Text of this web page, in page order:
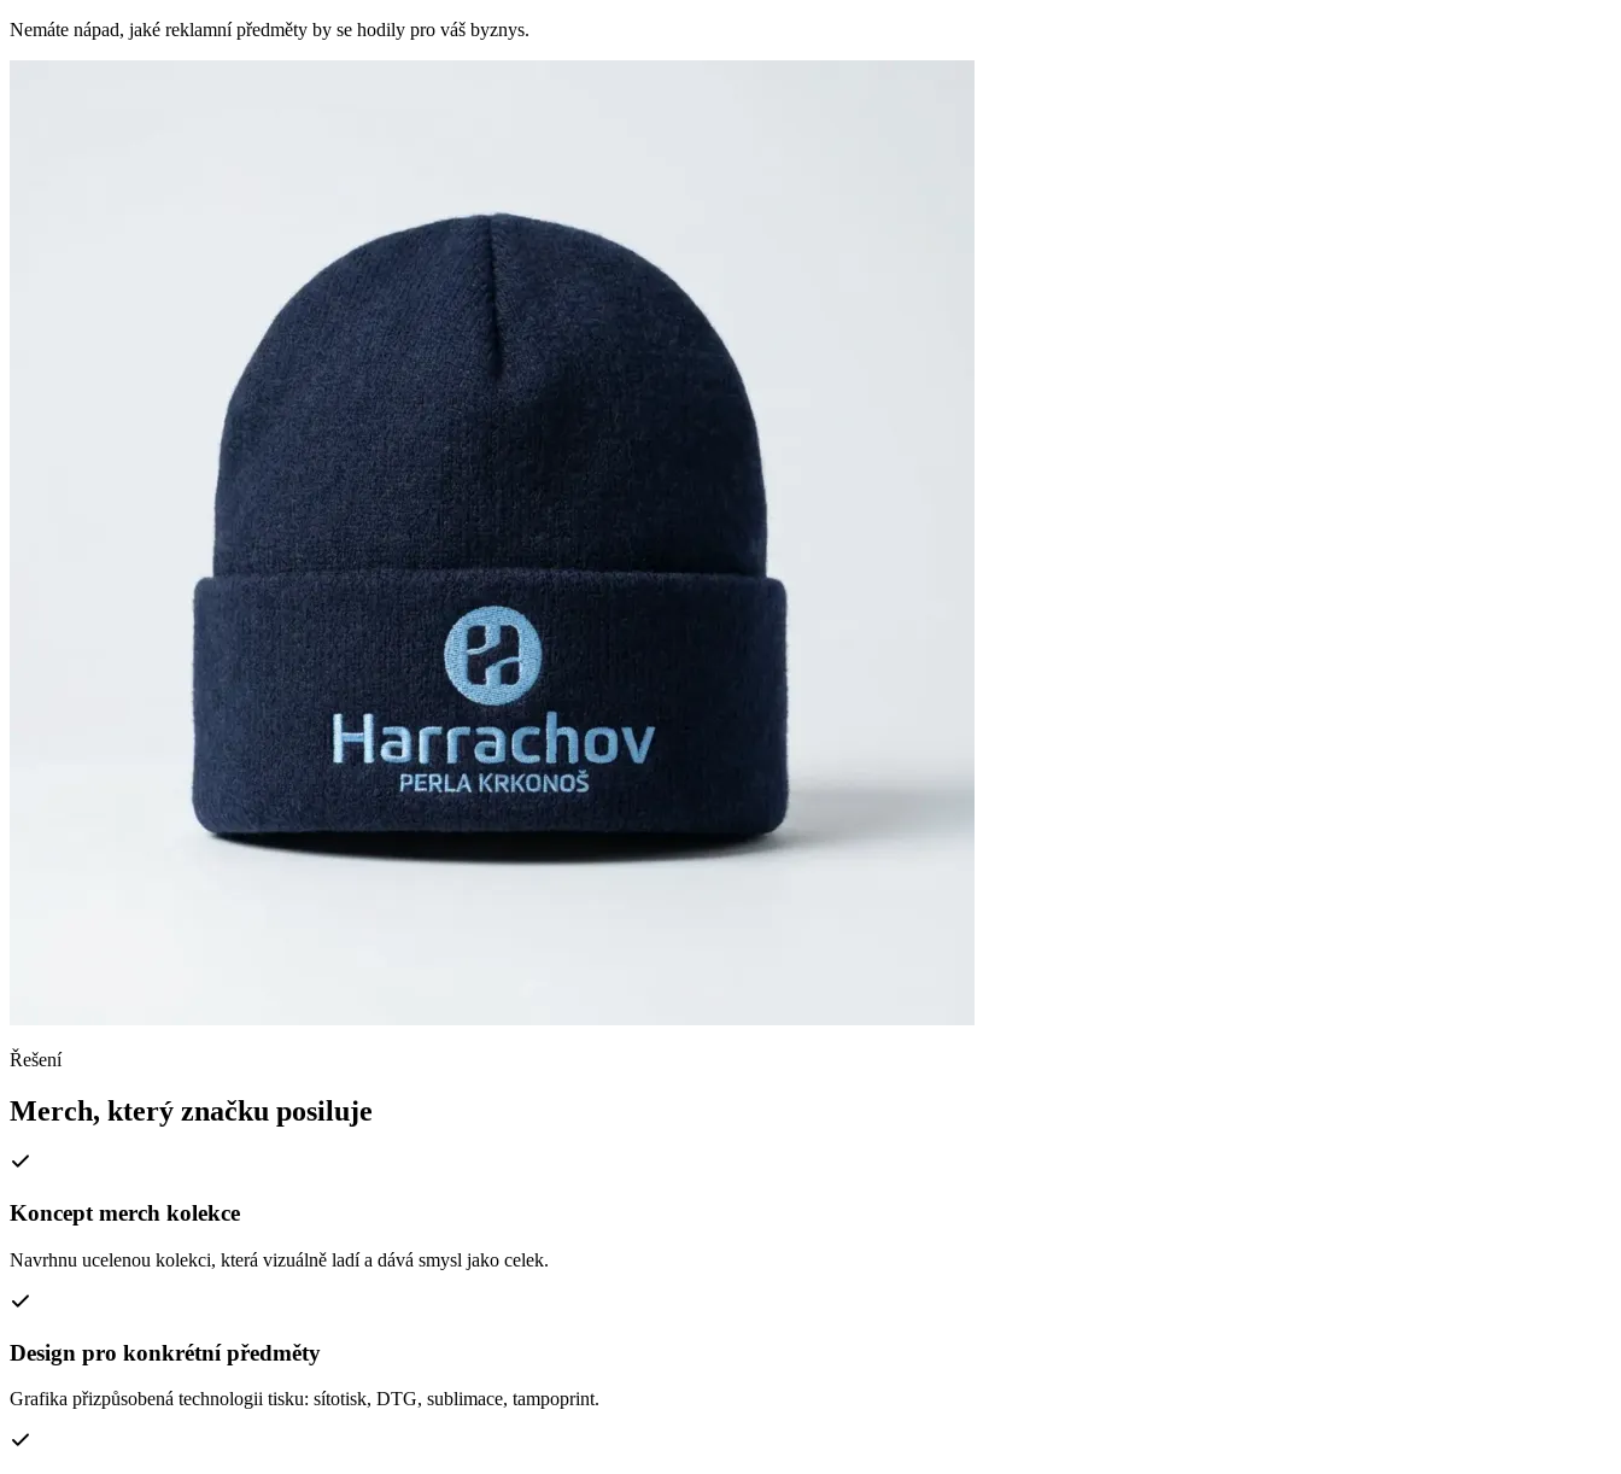
Nemáte nápad, jaké reklamní předměty by se hodily pro váš byznys.
Řešení
Merch, který značku posiluje
Koncept merch kolekce
Navrhnu ucelenou kolekci, která vizuálně ladí a dává smysl jako celek.
Design pro konkrétní předměty
Grafika přizpůsobená technologii tisku: sítotisk, DTG, sublimace, tampoprint.